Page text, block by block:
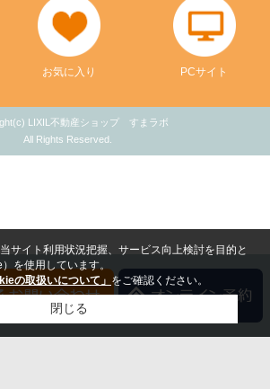
お気に入り PCサイト
LIXIL不動産ショップ すまラボ
All Rights Reserved.
サイト利用状況把握、サービス向上検討を目的と
を使用しています。
の取扱いについて」 をご確認ください。
閉じる